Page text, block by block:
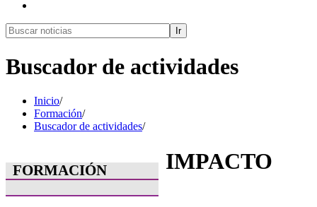
Ir
Buscador de actividades
Inicio/
Formación/
Buscador de actividades/
FORMACIÓN IMPACTO